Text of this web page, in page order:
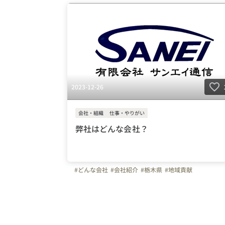
2023-12-26
会社・組織 仕事・やりがい
弊社はどんな会社？
#どんな会社 #会社紹介 #栃木県 #地域貢献